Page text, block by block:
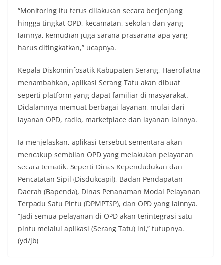
“Monitoring itu terus dilakukan secara berjenjang
hingga tingkat OPD, kecamatan, sekolah dan yang
lainnya, kemudian juga sarana prasarana apa yang
harus ditingkatkan,” ucapnya.
Kepala Diskominfosatik Kabupaten Serang, Haerofiatna
menambahkan, aplikasi Serang Tatu akan dibuat
seperti platform yang dapat familiar di masyarakat.
Didalamnya memuat berbagai layanan, mulai dari
layanan OPD, radio, marketplace dan layanan lainnya.
Ia menjelaskan, aplikasi tersebut sementara akan
mencakup sembilan OPD yang melakukan pelayanan
secara tematik. Seperti Dinas Kependudukan dan
Pencatatan Sipil (Disdukcapil), Badan Pendapatan
Daerah (Bapenda), Dinas Penanaman Modal Pelayanan
Terpadu Satu Pintu (DPMPTSP), dan OPD yang lainnya.
“Jadi semua pelayanan di OPD akan terintegrasi satu
pintu melalui aplikasi (Serang Tatu) ini,” tutupnya.
(yd/jb)